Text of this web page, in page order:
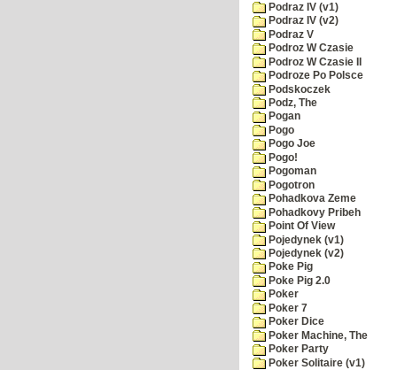
Podraz IV (v1)
Podraz IV (v2)
Podraz V
Podroz W Czasie
Podroz W Czasie II
Podroze Po Polsce
Podskoczek
Podz, The
Pogan
Pogo
Pogo Joe
Pogo!
Pogoman
Pogotron
Pohadkova Zeme
Pohadkovy Pribeh
Point Of View
Pojedynek (v1)
Pojedynek (v2)
Poke Pig
Poke Pig 2.0
Poker
Poker 7
Poker Dice
Poker Machine, The
Poker Party
Poker Solitaire (v1)